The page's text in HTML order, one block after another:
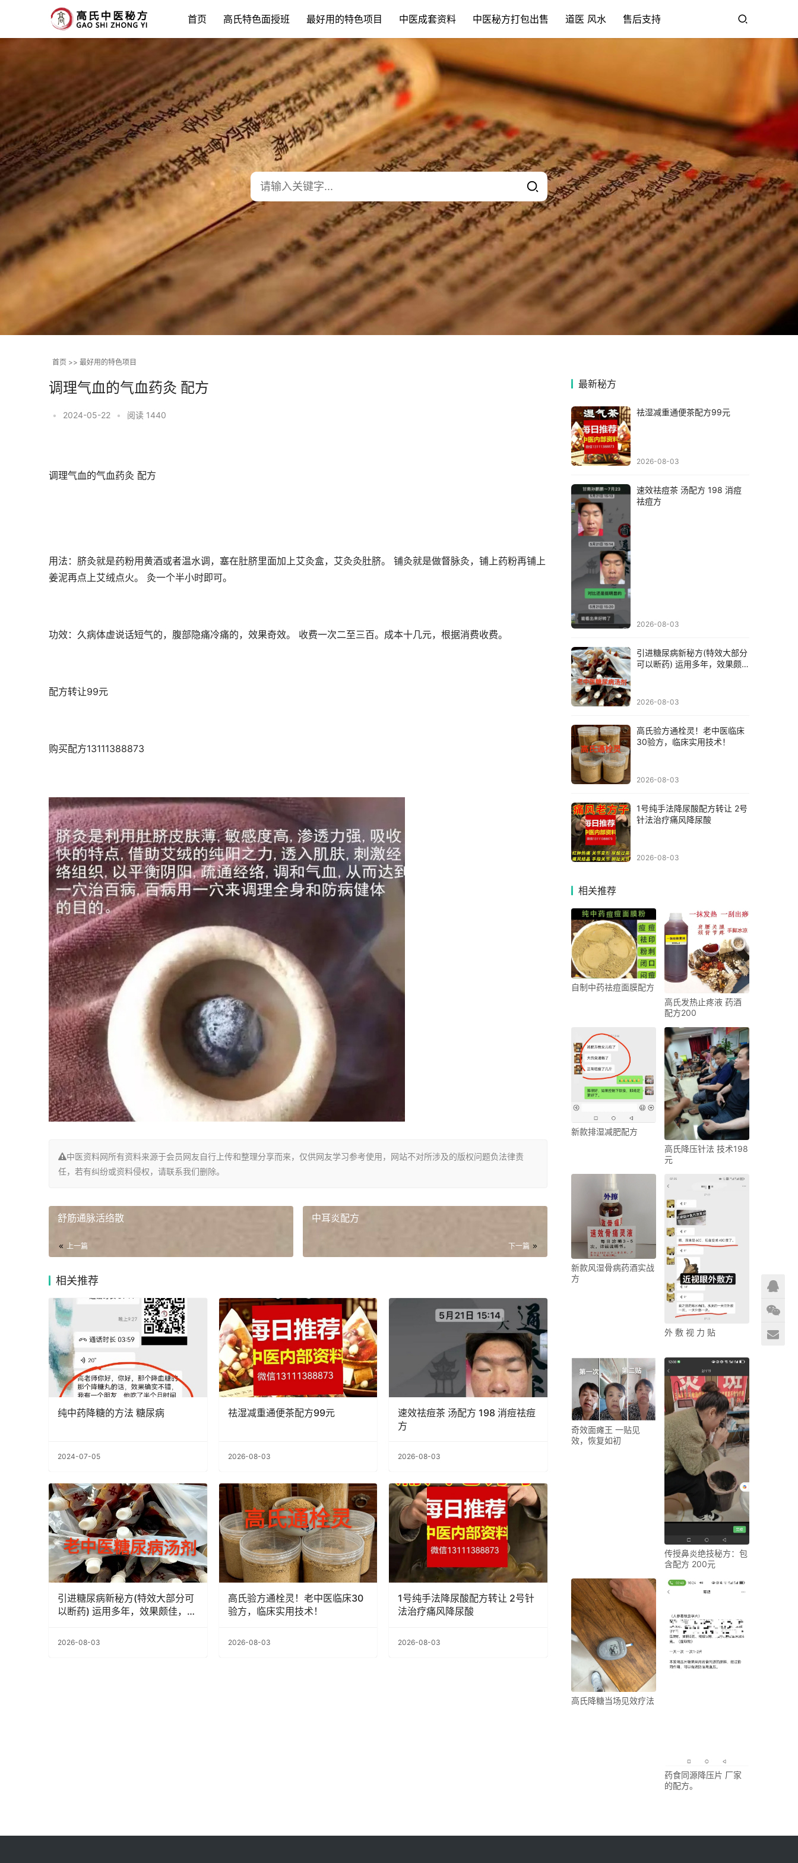
首页 高氏特色面授班 最好用的特色项目 中医成套资料 中医秘方打包出售 道医 风水 售后支持
首页 >> 最好用的特色项目
调理气血的气血药灸 配方
• 2024-05-22 • 阅读 1440
调理气血的气血药灸 配方
用法：脐灸就是药粉用黄酒或者温水调，塞在肚脐里面加上艾灸盒，艾灸灸肚脐。 铺灸就是做督脉灸，铺上药粉再铺上
姜泥再点上艾绒点火。 灸一个半小时即可。
功效：久病体虚说话短气的，腹部隐痛冷痛的，效果奇效。 收费一次二至三百。成本十几元，根据消费收费。
配方转让99元
购买配方13111388873
中医资料网所有资料来源于会员网友自行上传和整理分享而来，仅供网友学习参考使用，网站不对所涉及的版权问题负法律责
任，若有纠纷或资料侵权，请联系我们删除。
舒筋通脉活络散
上一篇
中耳炎配方
下一篇
相关推荐
纯中药降糖的方法 糖尿病
2024-07-05
祛湿减重通便茶配方99元
2026-08-03
速效祛痘茶 汤配方 198 消痘祛痘
方
2026-08-03
引进糖尿病新秘方(特效大部分可
以断药) 运用多年，效果颇佳，没
2026-08-03
高氏验方通栓灵！老中医临床30
验方，临床实用技术！
2026-08-03
1号纯手法降尿酸配方转让 2号针
法治疗痛风降尿酸
2026-08-03
最新秘方
祛湿减重通便茶配方99元
2026-08-03
速效祛痘茶 汤配方 198 消痘
祛痘方
2026-08-03
引进糖尿病新秘方(特效大部分
可以断药) 运用多年，效果颇
2026-08-03
高氏验方通栓灵！老中医临床
30验方，临床实用技术！
2026-08-03
1号纯手法降尿酸配方转让 2号
针法治疗痛风降尿酸
2026-08-03
相关推荐
自制中药祛痘面膜配方
高氏发热止疼液 药酒
配方200
新款排湿减肥配方
高氏降压针法 技术198
元
新款风湿骨病药酒实战
方
外 敷 视 力 贴
奇效面瘫王 一贴见
效，恢复如初
传授鼻炎绝技秘方：包
含配方 200元
高氏降糖当场见效疗法
药食同源降压片 厂家
的配方。